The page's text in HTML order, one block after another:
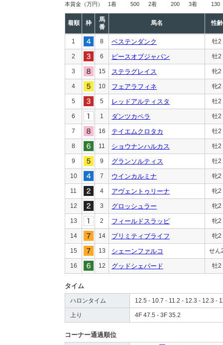
本賞金 （万円） 1着 500 2着 200 3着 130
着順 枠
馬
番
馬名 性齢
1 8 ベステンダンク 牡2
2 6 ピースオブジャパン 牡2
3 15 ステラグレイス 牝2
4 10 フェアラフィネ 牝2
5 5 レッドアルティスタ 牡2
6 1 ダンツカペラ 牡2
7 16 テイエムクロタカ 牡2
8 11 ショウナンハルカス 牡2
9 9 グランソルティス 牡2
10 7 ウインカルミナ 牝2
11 4 アヴェントゥリーナ 牝2
12 3 グロッシュラー 牝2
13 2 フィールドスラッピ 牝2
14 14 プリミティブライフ 牝2
15 13 シェーンファルコ せん
16 12 グッドシェパード 牡2
タイム
ハロンタイム 12.5 - 10.7 - 11.2 - 12.3 - 12.3 -
上り 4F 47.5 - 3F 35.2
コーナー通過順位